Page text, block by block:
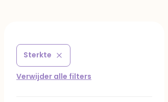
Sterkte
Verwijder filter Gefilterd op
Verwijder alle filters